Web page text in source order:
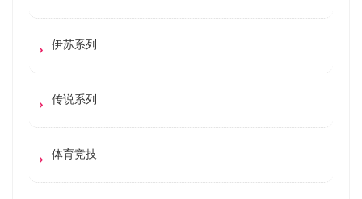
伊苏系列
传说系列
体育竞技